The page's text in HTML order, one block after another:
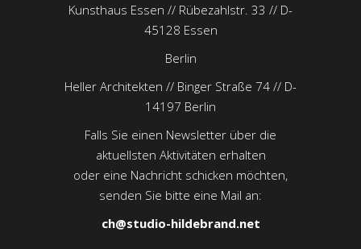
Kunsthaus Essen // Rübezahlstr. 33 // D-
45128 Essen
Berlin
Heller Architekten // Binger Straße 74 // D-
14197 Berlin
Falls Sie einen Newsletter über die
aktuellsten Aktivitäten erhalten
oder eine Nachricht schicken möchten,
senden Sie bitte eine Mail an:
ch@studio-hildebrand.net